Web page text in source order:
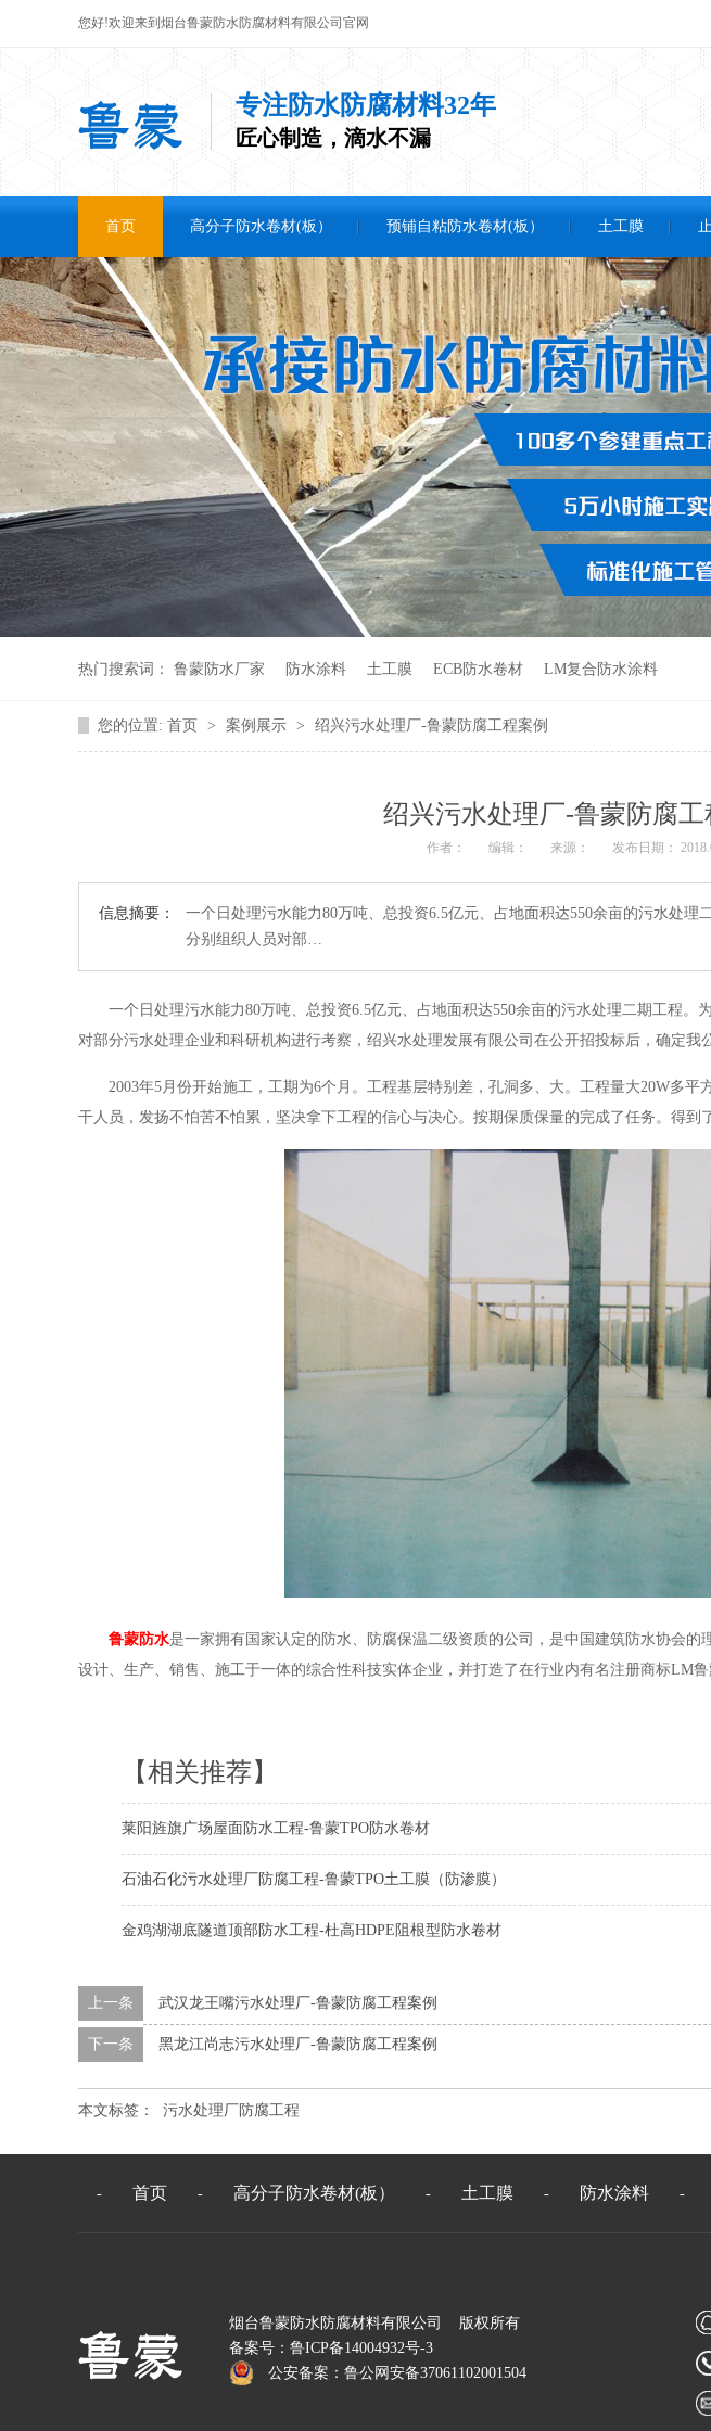
您好!欢迎来到烟台鲁蒙防水防腐材料有限公司官网
专注防水防腐材料32年
匠心制造，滴水不漏
首页 高分子防水卷材(板） 预铺自粘防水卷材(板） 土工膜
热门搜索词： 鲁蒙防水厂家 防水涂料 土工膜 ECB防水卷材 LM复合防水涂料
您的位置: 首页 > 案例展示 > 绍兴污水处理厂-鲁蒙防腐工程案例
绍兴污水处理厂-鲁蒙防腐工
作者： 编辑： 来源： 发布日期：
信息摘要：
一个日处理污水能力80万吨、总投资6.5亿元、占地面积达550余亩的污水处理
分别组织人员对部…
一个日处理污水能力80万吨、总投资6.5亿元、占地面积达550余亩的污水处理二期工程
对部分污水处理企业和科研机构进行考察，绍兴水处理发展有限公司在公开招投标后，确定我
2003年5月份开始施工，工期为6个月。工程基层特别差，孔洞多、大。工程量大20W多
干人员，发扬不怕苦不怕累，坚决拿下工程的信心与决心。按期保质保量的完成了任务。得到
鲁蒙防水是一家拥有国家认定的防水、防腐保温二级资质的公司，是中国建筑防水协会
设计、生产、销售、施工于一体的综合性科技实体企业，并打造了在行业内有名注册商标LM鲁
【相关推荐】
莱阳旌旗广场屋面防水工程-鲁蒙TPO防水卷材
石油石化污水处理厂防腐工程-鲁蒙TPO土工膜（防渗膜）
金鸡湖湖底隧道顶部防水工程-杜高HDPE阻根型防水卷材
上一条 武汉龙王嘴污水处理厂-鲁蒙防腐工程案例
下一条 黑龙江尚志污水处理厂-鲁蒙防腐工程案例
本文标签： 污水处理厂防腐工程
- 首页 - 高分子防水卷材(板） - 土工膜 - 防水涂料 -
烟台鲁蒙防水防腐材料有限公司 版权所有
备案号： 鲁ICP备14004932号-3
公安备案： 鲁公网安备37061102001504